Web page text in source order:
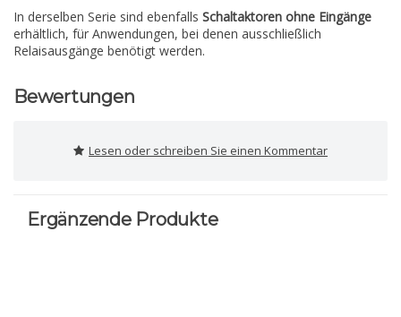
In derselben Serie sind ebenfalls Schaltaktoren ohne Eingänge
erhältlich, für Anwendungen, bei denen ausschließlich
Relaisausgänge benötigt werden.
Bewertungen
Lesen oder schreiben Sie einen Kommentar
Ergänzende Produkte